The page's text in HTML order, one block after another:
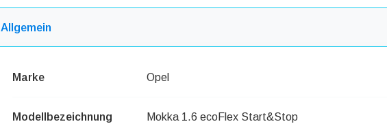
Allgemein
Marke Opel
Modellbezeichnung Mokka 1.6 ecoFlex Start&Stop